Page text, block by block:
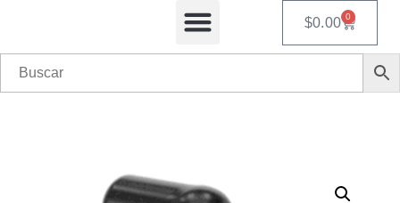
$0.00 0